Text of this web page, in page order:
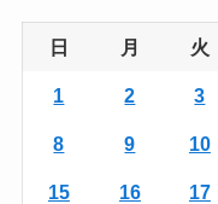
日 月 火
1 2 3
8 9 10
15 16 17